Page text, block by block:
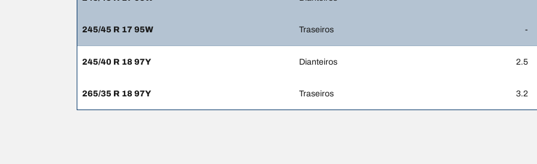
245/45 R 17 95W Traseiros -
245/40 R 18 97Y Dianteiros 2.5
265/35 R 18 97Y Traseiros 3.2